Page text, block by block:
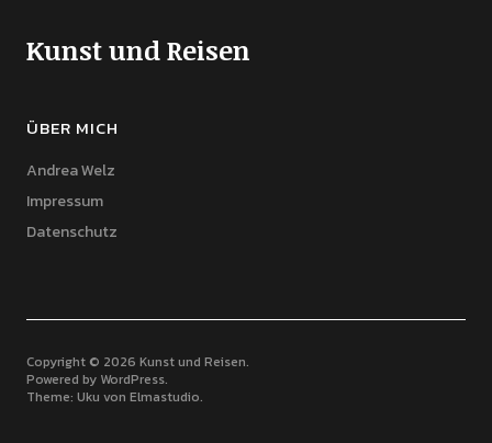
Kunst und Reisen
ÜBER MICH
Andrea Welz
Impressum
Datenschutz
Copyright © 2026 Kunst und Reisen
Powered by WordPress
Theme: Uku von Elmastudio